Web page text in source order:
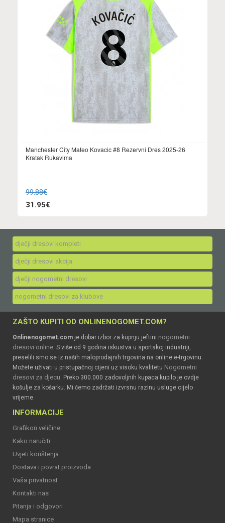
Manchester City Mateo Kovacic #8 Rezervni Dres 2025-26
Kratak Rukavima
99.88€
31.95€
dječji dresovi kompleti
dječji dresovi akcija
dječji nogometni dresovi
nogometni dresovi za klubove
ZAŠTO KUPITI OD ONLINENOGOMET.COM?
Onlinenogomet.com je dobar izbor za kupnju jeftini nogometni
dresovi online. S više od 9 godina iskustva u sportskoj industriji,
preselili smo se iz naših maloprodajnih trgovina na online e-trgovinu.
Možete uživati u pristupačnoj cijeni uz visoku kvalitetu Nogometni
dresovi za djecu. Preko 300.000 zadovoljnih kupaca kupilo je ovdje
košulje za košarku. Mi ćemo zadržati izvrsnu razinu usluge cijelo
vrijeme.
INFORMACIJE
Grafikon veličine
Kako naručiti
Uvjeti korištenja
Dostava i povrat proizvoda
Vaša privatnost
Kontakti nas
Pitanja i odgovori
Mapa stranice